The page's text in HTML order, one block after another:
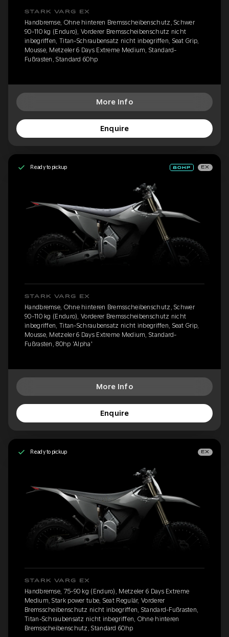
STARK VARG EX
Handbremse, Ohne hinteren Bremsscheibenschutz, Schwer
90-110 kg (Enduro), Vorderer Bremsscheibenschutz nicht
inbegriffen, Titan-Schraubensatz nicht inbegriffen, Seat Grip,
Mousse, Metzeler 6 Days Extreme Medium, Standard-
Fußrasten, Standard 60hp
More Info
Enquire
Ready to pickup EX
STARK VARG EX
Handbremse, Ohne hinteren Bremsscheibenschutz, Schwer
90-110 kg (Enduro), Vorderer Bremsscheibenschutz nicht
inbegriffen, Titan-Schraubensatz nicht inbegriffen, Seat Grip,
Mousse, Metzeler 6 Days Extreme Medium, Standard-
Fußrasten, 80hp 'Alpha'
More Info
Enquire
Ready to pickup EX
STARK VARG EX
Handbremse, 75-90 kg (Enduro), Metzeler 6 Days Extreme
Medium, Stark power tube, Seat Regulär, Vorderer
Bremsscheibenschutz nicht inbegriffen, Standard-Fußrasten,
Titan-Schraubensatz nicht inbegriffen, Ohne hinteren
Bremsscheibenschutz, Standard 60hp